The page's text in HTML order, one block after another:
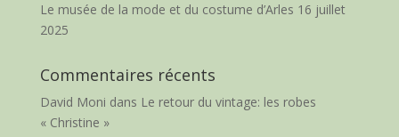
Le musée de la mode et du costume d’Arles 16 juillet
2025
Commentaires récents
David Moni dans Le retour du vintage: les robes
« Christine »